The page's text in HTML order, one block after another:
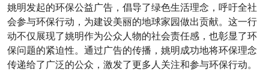
姚明发起的环保公益广告，倡导了绿色生活理念，呼吁全社
会参与环保行动，为建设美丽的地球家园做出贡献。这一行
动不仅展现了姚明作为公众人物的社会责任感，也彰显了环
保问题的紧迫性。通过广告的传播，姚明成功地将环保理念
传递给了广泛的公众，激发了更多人关注和参与环保行动。